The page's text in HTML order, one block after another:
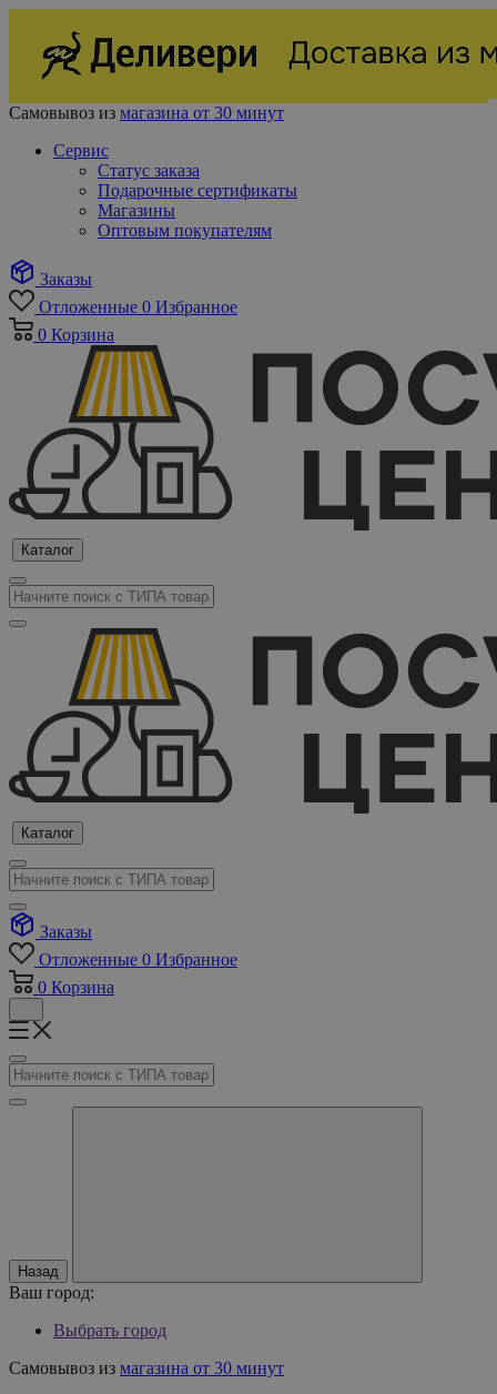
Самовывоз из магазина от 30 минут
Сервис
Статус заказа
Подарочные сертификаты
Магазины
Оптовым покупателям
Заказы
Отложенные 0 Избранное
0 Корзина
Каталог
Каталог
Заказы
Отложенные 0 Избранное
0 Корзина
Назад
Ваш город:
Выбрать город
Самовывоз из магазина от 30 минут